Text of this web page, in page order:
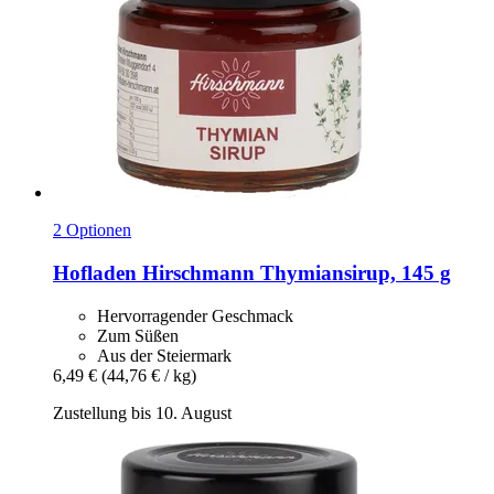
2 Optionen
Hofladen Hirschmann Thymiansirup, 145 g
Hervorragender Geschmack
Zum Süßen
Aus der Steiermark
6,49 € (44,76 € / kg)
Zustellung bis 10. August